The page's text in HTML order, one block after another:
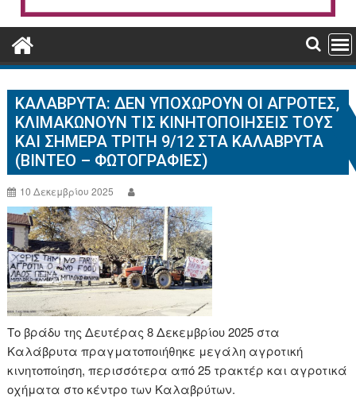
ΚΑΛΆΒΡΥΤΑ: ΔΕΝ ΥΠΟΧΩΡΟΎΝ ΟΙ ΑΓΡΌΤΕΣ,
ΚΛΙΜΑΚΏΝΟΥΝ ΤΙΣ ΚΙΝΗΤΟΠΟΙΉΣΕΙΣ ΤΟΥΣ
ΚΑΙ ΣΉΜΕΡΑ ΤΡΊΤΗ 9/12 ΣΤΑ ΚΑΛΆΒΡΥΤΑ
(ΒΊΝΤΕΟ – ΦΩΤΟΓΡΑΦΊΕΣ)
10 Δεκεμβρίου 2025
Το βράδυ της Δευτέρας 8 Δεκεμβρίου 2025 στα
Καλάβρυτα πραγματοποιήθηκε μεγάλη αγροτική
κινητοποίηση, περισσότερα από 25 τρακτέρ και αγροτικά
οχήματα στο κέντρο των Καλαβρύτων.